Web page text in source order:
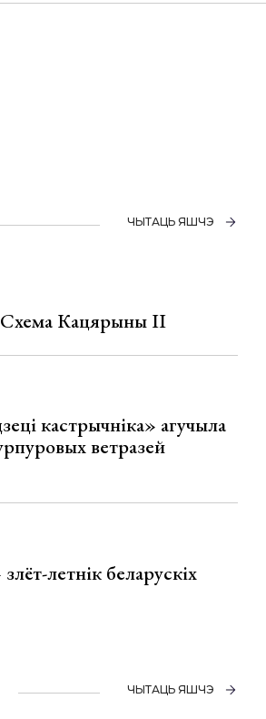
ЧЫТАЦЬ ЯШЧЭ
Схема Кацярыны ІІ
кастрычніка» агучыла
ветразей
летнік беларускіх
ЧЫТАЦЬ ЯШЧЭ